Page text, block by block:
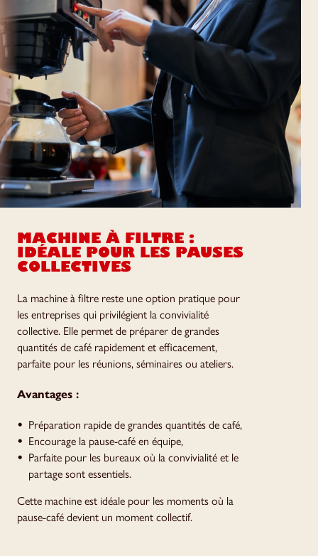
MACHINE À FILTRE :
IDÉALE POUR LES PAUSES
COLLECTIVES
La machine à filtre reste une option pratique pour
les entreprises qui privilégient la convivialité
collective. Elle permet de préparer de grandes
quantités de café rapidement et efficacement,
parfaite pour les réunions, séminaires ou ateliers.
Avantages :
Préparation rapide de grandes quantités de café,
Encourage la pause-café en équipe,
Parfaite pour les bureaux où la convivialité et le
partage sont essentiels.
Cette machine est idéale pour les moments où la
pause-café devient un moment collectif.